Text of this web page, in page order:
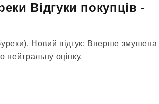
Відгуки покупців -
Новий відгук: Вперше змушена
нейтральну оцінку.